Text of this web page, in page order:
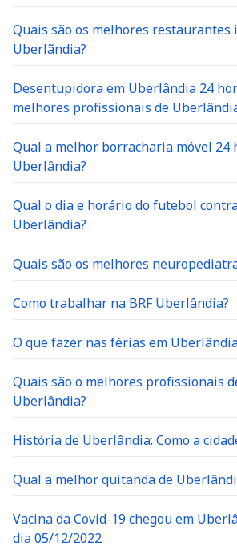
Quais são os melhores restaurantes
Uberlãndia?
Desentupidora em Uberlândia 24
melhores profissionais de
Qual a melhor borracharia móvel 24
Uberlândia?
Qual o dia e horário do futebol
Uberlândia?
Quais são os melhores
Como trabalhar na BRF Uberlândia?
O que fazer nas férias em
Quais são o melhores profissionais
Uberlândia?
História de Uberlândia: Como a
Qual a melhor quitanda de
Vacina da Covid-19 chegou em
dia 05/12/2022